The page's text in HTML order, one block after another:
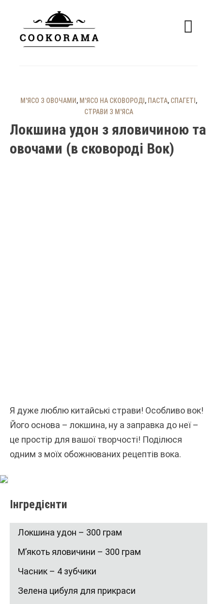
content
М'ЯСО З ОВОЧАМИ , М'ЯСО НА СКОВОРОДІ , ПАСТА, СПАГЕТІ ,
СТРАВИ З М'ЯСА
Локшина удон з яловичиною та
овочами (в сковороді Вок)
Я дуже люблю китайські страви! Особливо вок!
Його основа – локшина, ну а заправка до неї –
це простір для вашої творчості! Поділюся
одним з моїх обожнюваних рецептів вока.
Інгредієнти
Локшина удон – 300 грам
М’якоть яловичини – 300 грам
Часник – 4 зубчики
Зелена цибуля для прикраси